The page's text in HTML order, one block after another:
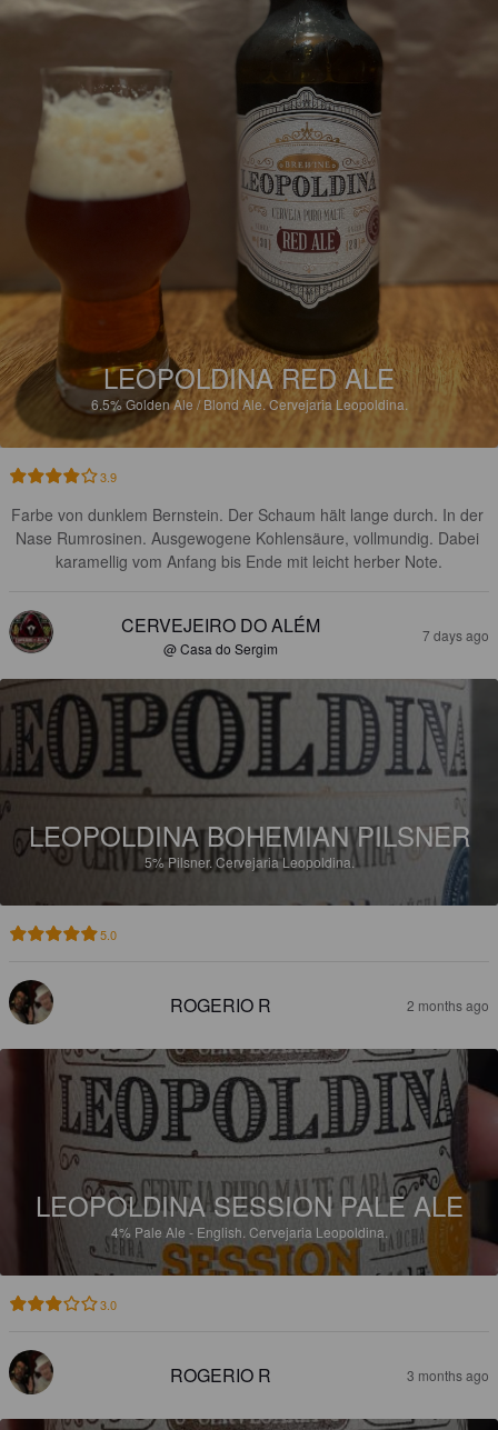
LEOPOLDINA RED ALE
6.5%Golden Ale / Blond Ale.Cervejaria Leopoldina.
3.9
Farbe von dunklem Bernstein. Der Schaum hält lange durch. In der
Nase Rumrosinen. Ausgewogene Kohlensäure, vollmundig. Dabei
karamellig vom Anfang bis Ende mit leicht herber Note.
CERVEJEIRO DO ALÉM
@ Casa do Sergim
7 days ago
LEOPOLDINA BOHEMIAN PILSNER
5%Pilsner. Cervejaria Leopoldina.
5.0
ROGERIO R 2 months ago
LEOPOLDINA SESSION PALE ALE
4% Pale Ale - English. Cervejaria Leopoldina.
3.0
ROGERIO R 3 months ago